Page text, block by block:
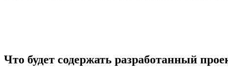
Что будет содержать разработанный